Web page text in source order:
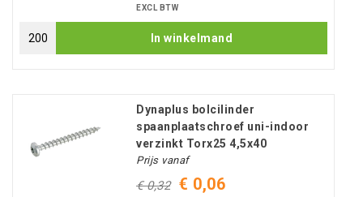
EXCL BTW
In winkelmand
Dynaplus bolcilinder
spaanplaatschroef uni-indoor
verzinkt Torx25 4,5x40
Prijs vanaf
€ 0,32 € 0,06